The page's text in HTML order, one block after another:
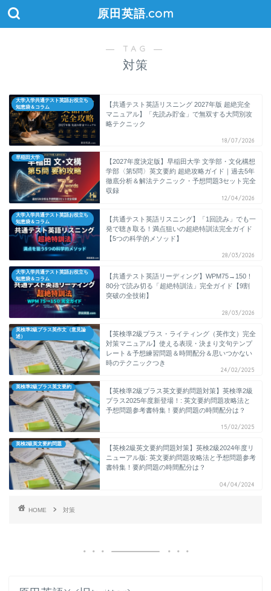
原田英語.com
― TAG ―
対策
大学入学共通テスト英語お役立ち
知恵袋＆コラム
【共通テスト英語リスニング 2027年版 超絶完全
マニュアル】「先読み貯金」で無双する大問別攻
略テクニック
18/07/2026
早稲田大学
【2027年度決定版】早稲田大学 文学部・文化構想
学部〈第5問〉英文要約 超絶攻略ガイド｜過去5年
徹底分析＆解法テクニック・予想問題3セット完全
収録
12/04/2026
大学入学共通テスト英語お役立ち
知恵袋＆コラム
【共通テスト英語リスニング】「1回読み」でも一
発で聴き取る！満点狙いの超絶特訓法完全ガイド
【5つの科学的メソッド】
28/03/2026
大学入学共通テスト英語お役立ち
知恵袋＆コラム
【共通テスト英語リーディング】WPM75→150！
80分で読み切る「超絶特訓法」完全ガイド【9割
突破の全技術】
28/03/2026
英検準2級プラス英作文（意見論
述）
【英検準2級プラス・ライティング（英作文）完全
対策マニュアル】使える表現・決まり文句テンプ
レート＆予想練習問題＆時間配分＆思いつかない
時のテクニックつき
24/02/2025
英検準2級プラス英文要約
【英検準2級プラス英文要約問題対策】英検準2級
プラス2025年度新登場！: 英文要約問題攻略法と
予想問題参考書特集！要約問題の時間配分は？
15/02/2025
英検2級英文要約問題
【英検2級英文要約問題対策】英検2級2024年度リ
ニューアル版: 英文要約問題攻略法と予想問題参考
書特集！要約問題の時間配分は？
04/04/2024
HOME 対策